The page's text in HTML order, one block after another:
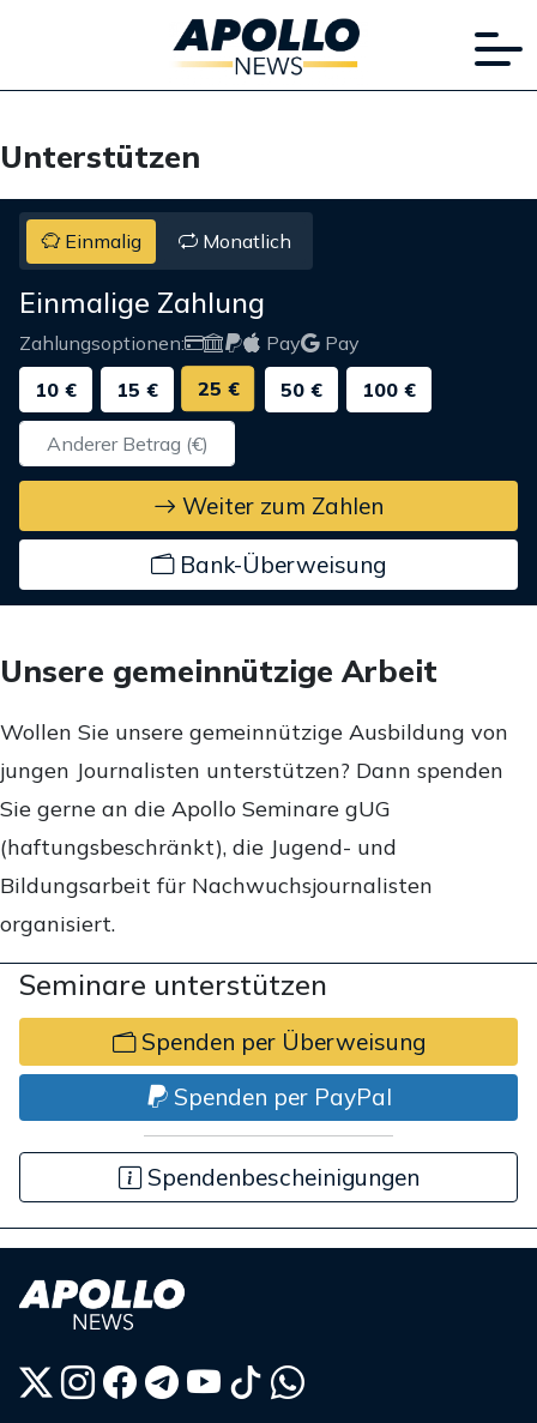
Unterstützen
Einmalig Monatlich
Einmalige Zahlung
Zahlungsoptionen: Pay
Pay
10 €
15 € 25 € 50 € 100 €
Weiter zum Zahlen
Bank-Überweisung
Unsere gemeinnützige Arbeit
Wollen Sie unsere gemeinnützige Ausbildung von
jungen Journalisten unterstützen? Dann spenden
Sie gerne an die Apollo Seminare gUG
(haftungsbeschränkt), die Jugend- und
Bildungsarbeit für Nachwuchsjournalisten
organisiert.
Seminare unterstützen
Spenden per Überweisung
Spenden per PayPal
Spendenbescheinigungen